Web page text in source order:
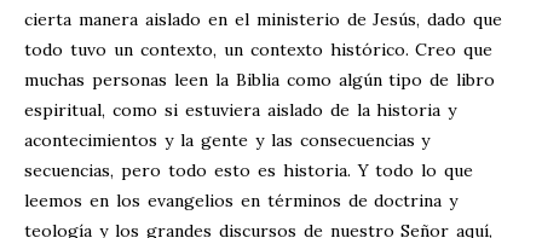
cierta manera aislado en el ministerio de Jesús, dado que
todo tuvo un contexto, un contexto histórico. Creo que
muchas personas leen la Biblia como algún tipo de libro
espiritual, como si estuviera aislado de la historia y
acontecimientos y la gente y las consecuencias y
secuencias, pero todo esto es historia. Y todo lo que
leemos en los evangelios en términos de doctrina y
teología y los grandes discursos de nuestro Señor aquí,